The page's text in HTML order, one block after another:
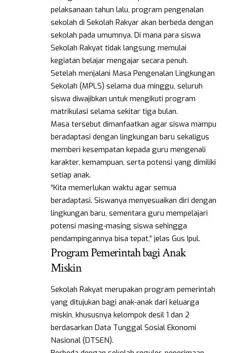
pelaksanaan tahun lalu, program pengenalan
sekolah di Sekolah Rakyar akan berbeda dengan
sekolah pada umumnya. Di mana para siswa
Sekolah Rakyat tidak langsung memulai
kegiatan belajar mengajar secara penuh.
Setelah menjalani Masa Pengenalan Lingkungan
Sekolah (MPLS) selama dua minggu, seluruh
siswa diwajibkan untuk mengikuti program
matrikulasi selama sekitar tiga bulan.
Masa tersebut dimanfaatkan agar siswa mampu
beradaptasi dengan lingkungan baru sekaligus
memberi kesempatan kepada guru mengenali
karakter, kemampuan, serta potensi yang dimiliki
setiap anak.
“Kita memerlukan waktu agar semua
beradaptasi. Siswanya menyesuaikan diri dengan
lingkungan baru, sementara guru mempelajari
potensi masing-masing siswa sehingga
pendampingannya bisa tepat,” jelas Gus Ipul.
Program Pemerintah bagi Anak
Miskin
Sekolah Rakyat merupakan program pemerintah
yang ditujukan bagi anak-anak dari keluarga
miskin, khususnya kelompok desil 1 dan 2
berdasarkan Data Tunggal Sosial Ekonomi
Nasional (DTSEN).